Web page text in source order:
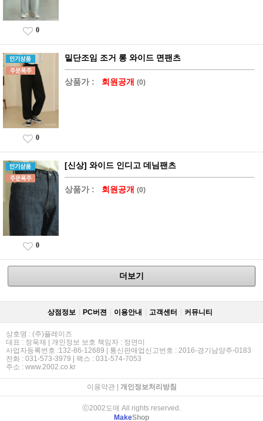
0
밑단조임 조거 롱 와이드 면팬츠
상품가 : 회원공개 (0)
0
[신상] 와이드 인디고 데님팬츠
상품가 : 회원공개 (0)
0
더보기
상점정보 PC버젼 이용안내 고객센터 커뮤니티
상호명 : (주)플레이즈
대표 : 정욱재 | 개인정보 보호 책임자 : 정연미
사업자등록번호 :132-86-12689 | 통신판매업신고번호 : 2016-경기남양주-0183
전화 : 031-573-3979 | 팩스 : 031-574-7053
주소 : www.2002.co.kr
이용약관| 개인정보처리방침
ⓒ2002도매 All rights reserved.
MakeShop